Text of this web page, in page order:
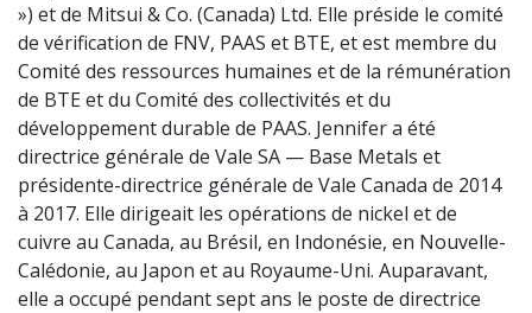
») et de Mitsui & Co. (Canada) Ltd. Elle préside le comité
de vérification de FNV, PAAS et BTE, et est membre du
Comité des ressources humaines et de la rémunération
de BTE et du Comité des collectivités et du
développement durable de PAAS. Jennifer a été
directrice générale de Vale SA — Base Metals et
présidente-directrice générale de Vale Canada de 2014
à 2017. Elle dirigeait les opérations de nickel et de
cuivre au Canada, au Brésil, en Indonésie, en Nouvelle-
Calédonie, au Japon et au Royaume-Uni. Auparavant,
elle a occupé pendant sept ans le poste de directrice